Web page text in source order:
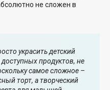
не сложен в
украсить детский
продуктов, не
самое сложное –
торт, а творческий